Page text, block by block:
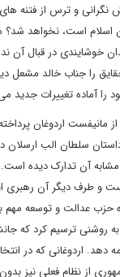
نگرانی و ترس از فتنه
اسلام است، نخواهد
خوشایندی در قبال آن
را جناب خالد مشعل
را آماده تغییرات جدید
مانیفست اردوغان
ای مشابه آن تدارک
طرف دیگر آن رهبری این
حزب عدالت و توسعه مهم
روشنی ترسیم کرد که
دهد. اردوغانی که در
از نظام فعلی نیز